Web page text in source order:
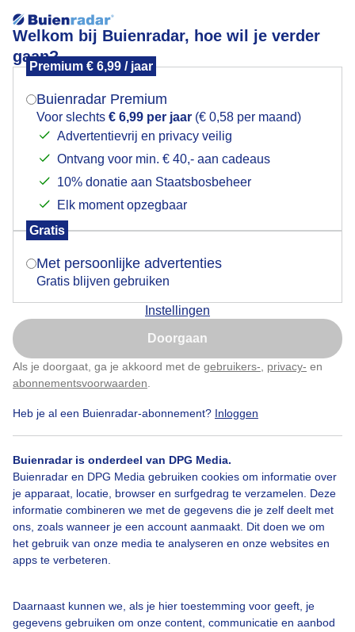
Welkom bij Buienradar, hoe wil je verder
gaan?
Premium € 6,99 / jaar
Buienradar Premium
Voor slechts € 6,99 per jaar (€ 0,58 per maand)
Advertentievrij en privacy veilig
Ontvang voor min. € 40,- aan cadeaus
10% donatie aan Staatsbosbeheer
Elk moment opzegbaar
Gratis
Met persoonlijke advertenties
Gratis blijven gebruiken
Instellingen
Doorgaan
Als je doorgaat, ga je akkoord met de gebruikers- privacy- en
abonnementsvoorwaarden
Heb je al een Buienradar-abonnement? Inloggen
Buienradar is onderdeel van DPG Media.
Buienradar en DPG Media gebruiken cookies om informatie over
je apparaat, locatie, browser en surfgedrag te verzamelen. Deze
informatie combineren we met de gegevens die je zelf deelt met
ons, zoals wanneer je een account aanmaakt. Dit doen we om
het gebruik van onze media te analyseren en onze websites en
apps te verbeteren.
Daarnaast kunnen we, als je hier toestemming voor geeft, je
gegevens gebruiken om onze content, communicatie en aanbod
fijne motregen
Door: Ria Luttikhold Gemaakt: 08-10-2025, 44x bekeken
Herfst Regen
Bekijk slideshow
Mogen we je locatie gebruiken voor het
Indien je hier nog geen akkoord op hebt gegeven,
verschijnt er zo een pop-up uit je browser waarin
Is goed, toon de popup
Nu niet, misschien later
Klik hierom dit aan te passen